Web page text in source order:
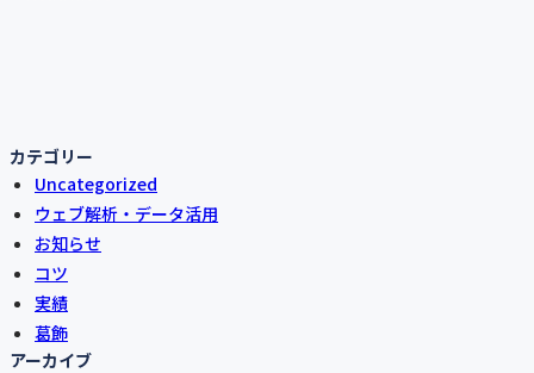
カテゴリー
Uncategorized
ウェブ解析・データ活用
お知らせ
コツ
実績
葛飾
アーカイブ